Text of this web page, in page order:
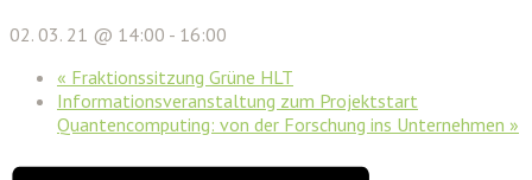
02. 03. 21 @ 14:00 - 16:00
« Fraktionssitzung Grüne HLT
Informationsveranstaltung zum Projektstart
Quantencomputing: von der Forschung ins Unternehmen »